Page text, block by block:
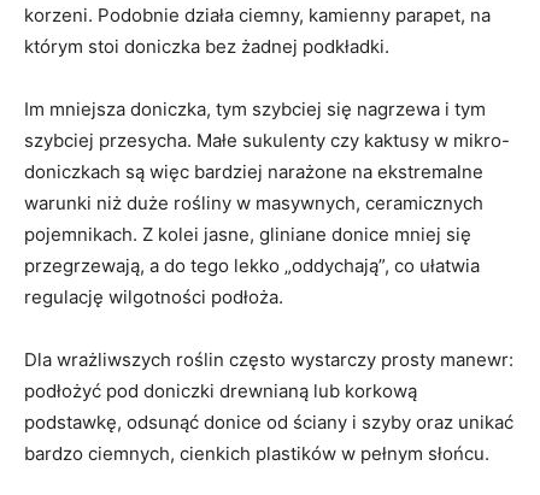
korzeni. Podobnie działa ciemny, kamienny parapet, na
którym stoi doniczka bez żadnej podkładki.
Im mniejsza doniczka, tym szybciej się nagrzewa i tym
szybciej przesycha. Małe sukulenty czy kaktusy w mikro-
doniczkach są więc bardziej narażone na ekstremalne
warunki niż duże rośliny w masywnych, ceramicznych
pojemnikach. Z kolei jasne, gliniane donice mniej się
przegrzewają, a do tego lekko „oddychają”, co ułatwia
regulację wilgotności podłoża.
Dla wrażliwszych roślin często wystarczy prosty manewr:
podłożyć pod doniczki drewnianą lub korkową
podstawkę, odsunąć donice od ściany i szyby oraz unikać
bardzo ciemnych, cienkich plastików w pełnym słońcu.